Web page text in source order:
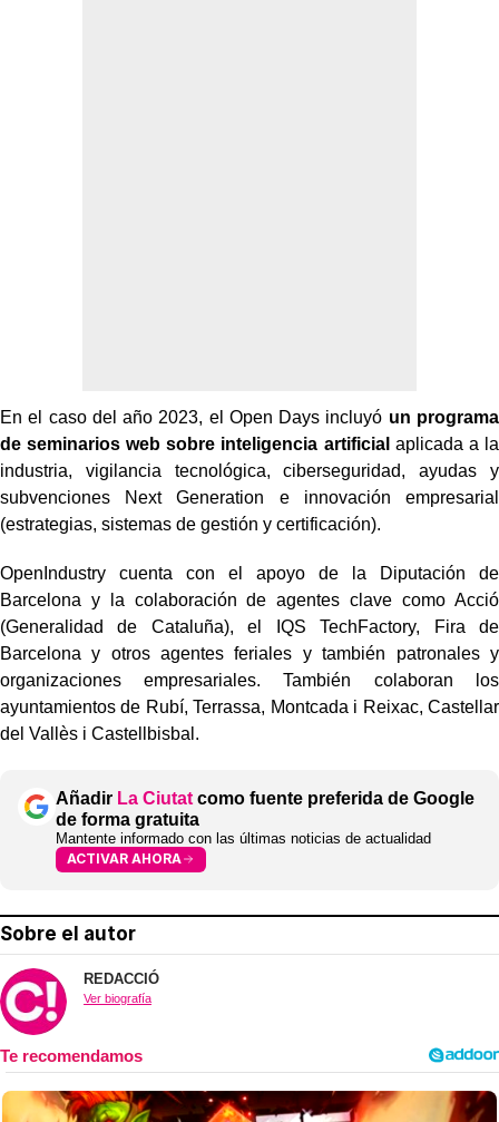
En el caso del año 2023, el Open Days incluyó un programa
de seminarios websobre inteligencia artificial aplicada a la
industria, vigilancia tecnológica,ciberseguridad, ayudas y
subvenciones Next Generation e innovación empresarial
(estrategias, sistemas de gestión y certificación).
OpenIndustry cuenta con el apoyo de la Diputación de
Barcelona y la colaboración de agentes clave como Acció
(Generalidad de Cataluña), el IQS
TechFactory, Fira de
Barcelona y otros agentes feriales y también patronales y
organizaciones empresariales. También colaboran los
ayuntamientos de Rubí, Terrassa, Montcada i Reixac, Castellar
del Vallès i Castellbisbal.
Añadir La Ciutat como fuente preferida de Google
de forma gratuita
Mantente informado con las últimas noticias de actualidad
ACTIVAR AHORA
Sobre el autor
REDACCIÓ
Ver biografía